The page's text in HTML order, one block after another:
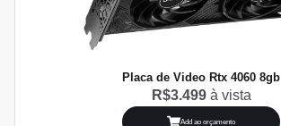
Placa de Video Rtx 4060 8gb
R$3.499à vista
Add ao orçamento